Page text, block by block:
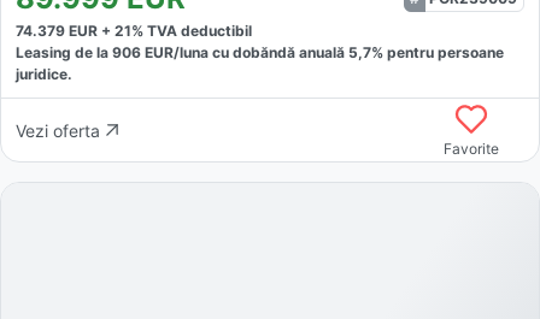
74.379 EUR + 21% TVA deductibil
Leasing de la 906 EUR/luna cu dobăndă anuală 5,7% pentru persoane
juridice.
Vezi oferta
Favorite